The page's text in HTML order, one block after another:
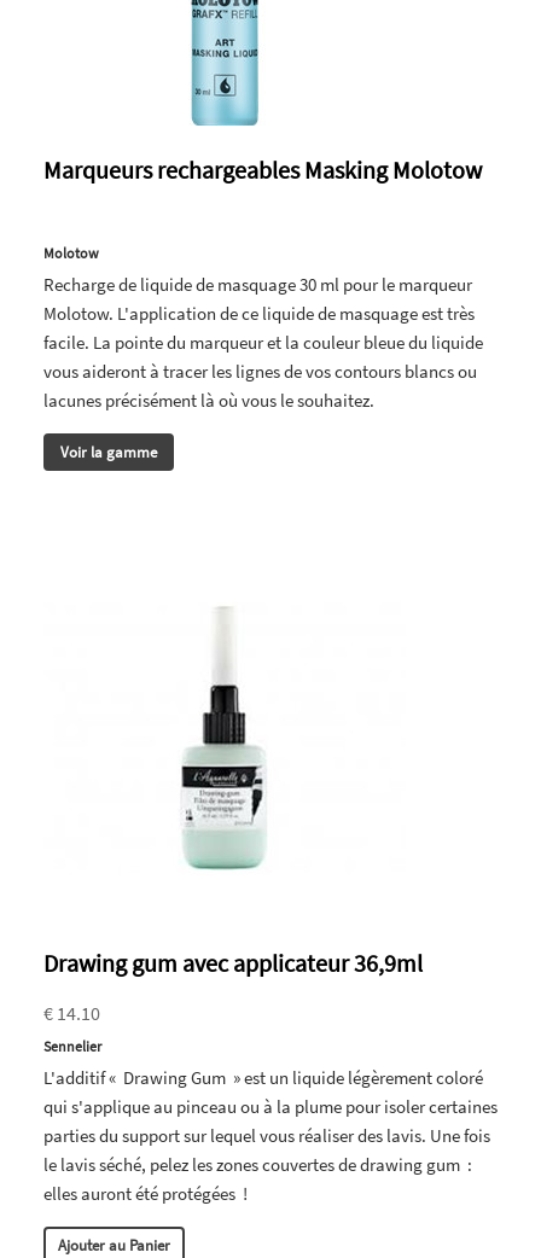
Marqueurs rechargeables Masking Molotow
Molotow
Recharge de liquide de masquage 30 ml pour le marqueur
Molotow. L'application de ce liquide de masquage est très
facile. La pointe du marqueur et la couleur bleue du liquide
vous aideront à tracer les lignes de vos contours blancs ou
lacunes précisément là où vous le souhaitez.
Voir la gamme
Drawing gum avec applicateur 36,9ml
€ 14.10
Sennelier
L'additif « Drawing Gum » est un liquide légèrement coloré
qui s'applique au pinceau ou à la plume pour isoler certaines
parties du support sur lequel vous réaliser des lavis. Une fois
le lavis séché, pelez les zones couvertes de drawing gum :
elles auront été protégées !
Ajouter au Panier